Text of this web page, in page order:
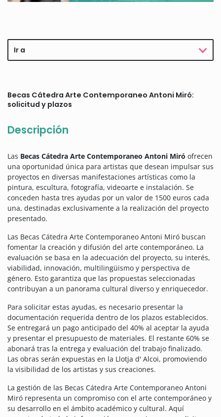
Ir a
Becas Cátedra Arte Contemporaneo Antoni Miró:
solicitud y plazos
Descripción
Las Becas Cátedra Arte Contemporaneo Antoni Miró ofrecen
una oportunidad única para artistas que desean impulsar sus
proyectos en diversas manifestaciones artísticas como la
pintura, escultura, fotografía, videoarte e instalación. Se
conceden hasta tres ayudas por un valor de 1500 euros cada
una, destinadas exclusivamente a la realización del proyecto
presentado.
Las Becas Cátedra Arte Contemporaneo Antoni Miró buscan
fomentar la creación y difusión del arte contemporáneo. La
evaluación se basa en la adecuación del proyecto, su interés,
viabilidad, innovación, multilingüismo y perspectiva de
género. Esto garantiza que las propuestas seleccionadas
contribuyan a un panorama cultural diverso y enriquecedor.
Para solicitar estas ayudas, es necesario presentar la
documentación requerida dentro de los plazos establecidos.
Se entregará un pago anticipado del 40% al aceptar la ayuda
y presentar el presupuesto de materiales. El restante 60% se
abonará tras la entrega y evaluación del trabajo finalizado.
Las obras serán expuestas en la Llotja d' Alcoi, promoviendo
la visibilidad de los artistas y sus creaciones.
La gestión de las Becas Cátedra Arte Contemporaneo Antoni
Miró representa un compromiso con el arte contemporáneo y
su desarrollo en el ámbito académico y cultural. Aquí